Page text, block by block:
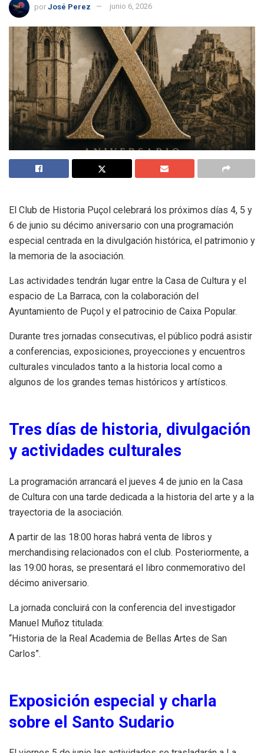
por José Perez junio 6, 2026
El Club de Historia Puçol celebrará los próximos días 4, 5 y
6 de junio su décimo aniversario con una programación
especial centrada en la divulgación histórica, el patrimonio y
la memoria de la asociación.
Las actividades tendrán lugar entre la Casa de Cultura y el
espacio de La Barraca, con la colaboración del
Ayuntamiento de Puçol y el patrocinio de Caixa Popular.
Durante tres jornadas consecutivas, el público podrá asistir
a conferencias, exposiciones, proyecciones y encuentros
culturales vinculados tanto a la historia local como a
algunos de los grandes temas históricos y artísticos.
Tres días de historia, divulgación
y actividades culturales
La programación arrancará el jueves 4 de junio en la Casa
de Cultura con una tarde dedicada a la historia del arte y a la
trayectoria de la asociación.
A partir de las 18:00 horas habrá venta de libros y
merchandising relacionados con el club. Posteriormente, a
las 19:00 horas, se presentará el libro conmemorativo del
décimo aniversario.
La jornada concluirá con la conferencia del investigador
Manuel Muñoz titulada:
“Historia de la Real Academia de Bellas Artes de San
Carlos”.
Exposición especial y charla
sobre el Santo Sudario